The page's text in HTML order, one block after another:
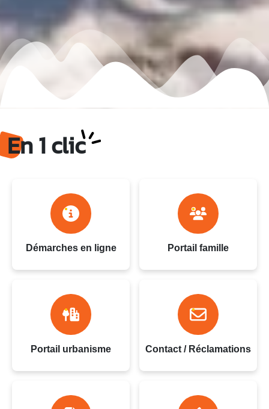
Ville du Gosier - Guadeloupe
En 1 clic
Démarches en ligne Portail famille
Portail urbanisme Contact / Réclamations